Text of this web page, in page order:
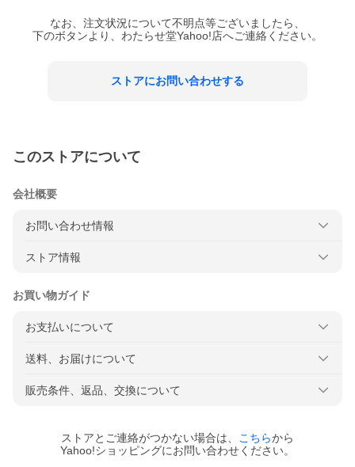
なお、注文状況について不明点等ございましたら、
下のボタンより、 わたらせ堂Yahoo!店へご連絡ください。
ストアにお問い合わせする
このストアについて
会社概要
お問い合わせ情報
ストア情報
お買い物ガイド
お支払いについて
送料、お届けについて
販売条件、返品、交換について
ストアとご連絡がつかない場合は、 こちらから
Yahoo!ショッピングにお問い合わせください。